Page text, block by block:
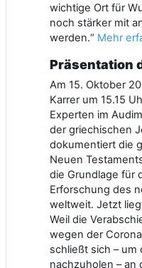
wichtige Ort für
noch stärker mit
werden.“ Mehr
Präsentation
Am 15. Oktober
Karrer um 15.15
Experten im
der griechischen
dokumentiert die
Neuen
die Grundlage für
Erforschung des
weltweit. Jetzt
Weil die
wegen der
schließt sich – um
nachzuholen – an